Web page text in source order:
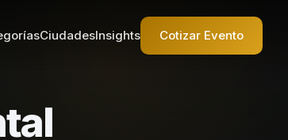
CiudadesInsights Cotizar Evento